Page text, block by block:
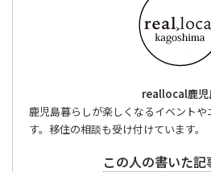
reallocal鹿児
鹿児島暮らしが楽しくなるイベントや
す。移住の相談も受け付けています。
この人の書いた記